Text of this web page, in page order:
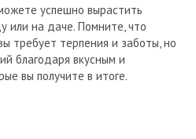
успешно вырастить
или на даче. Помните, что
требует терпения и заботы, но
благодаря вкусным и
вы получите в итоге.